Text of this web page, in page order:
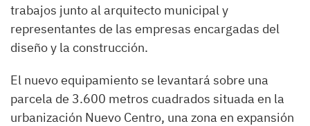
trabajos junto al arquitecto municipal y
representantes de las empresas encargadas del
diseño y la construcción.
El nuevo equipamiento se levantará sobre una
parcela de 3.600 metros cuadrados situada en la
urbanización Nuevo Centro, una zona en expansión